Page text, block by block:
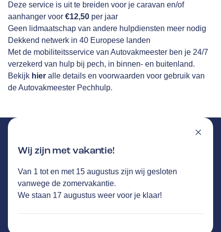
Deze service is uit te breiden voor je caravan en/of
aanhanger voor €12,50 per jaar
Geen lidmaatschap van andere hulpdiensten meer nodig
Dekkend netwerk in 40 Europese landen
Met de mobiliteitsservice van Autovakmeester ben je 24/7
verzekerd van hulp bij pech, in binnen- en buitenland.
Bekijk hier alle details en voorwaarden voor gebruik van
de Autovakmeester Pechhulp.
Wij zijn met vakantie!
Van 1 tot en met 15 augustus zijn wij gesloten
vanwege de zomervakantie.
We staan 17 augustus weer voor je klaar!
VAN DER LOCHT
GA NAAR DE HOMEPAGINA
Route
Liessentstraat 14 Uden
773klanten waarderen Autovakmeester Van